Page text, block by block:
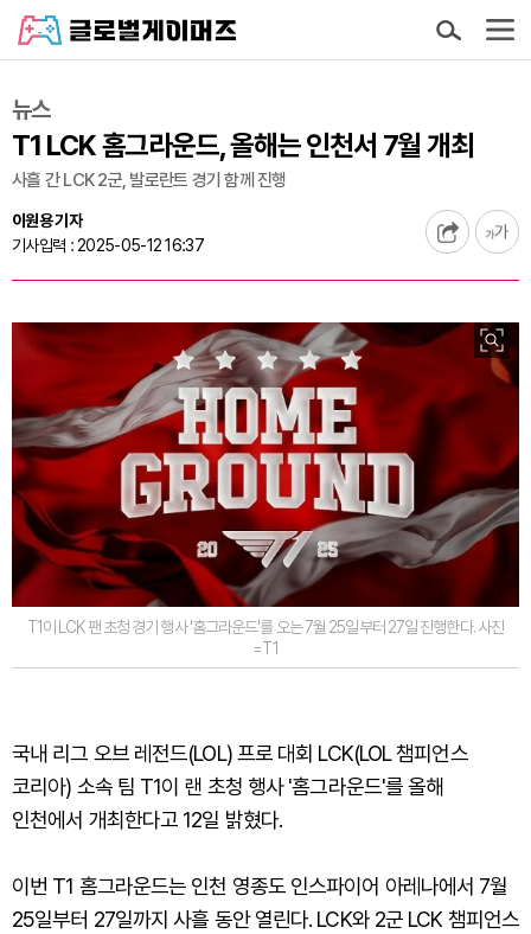
뉴스
T1 LCK 홈그라운드, 올해는 인천서 7월 개최
사흘 간 LCK 2군, 발로란트 경기 함께 진행
이원용 기자
기사입력 : 2025-05-12 16:37
T1이 LCK 팬 초청 경기 행사 '홈그라운드'를 오는 7월 25일부터 27일 진행한다. 사진
=T1
국내 리그 오브 레전드(LOL) 프로 대회 LCK(LOL 챔피언스
코리아) 소속 팀 T1이 랜 초청 행사 '홈그라운드'를 올해
인천에서 개최한다고 12일 밝혔다.
이번 T1 홈그라운드는 인천 영종도 인스파이어 아레나에서 7월
25일부터 27일까지 사흘 동안 열린다. LCK와 2군 LCK 챔피언스